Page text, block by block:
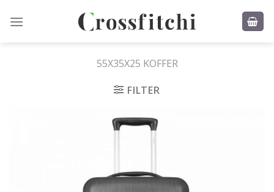
55X35X25 KOFFER
FILTER